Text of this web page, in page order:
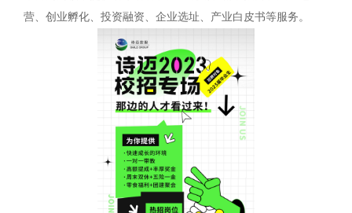
营、创业孵化、投资融资、企业选址、产业白皮书等服务。